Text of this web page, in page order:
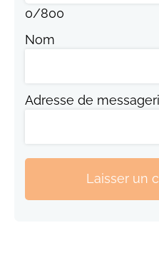
0/800
Nom
Adresse de
Laisser un